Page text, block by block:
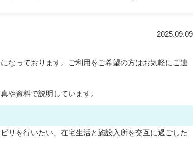
2025.09.09
なっております。ご利用をご希望の方はお気軽にご連
や資料で説明しています。
リを行いたい、在宅生活と施設入所を交互に過ごした